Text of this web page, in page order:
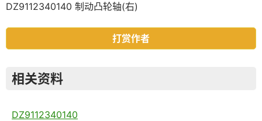
DZ9112340140 制动凸轮轴(右)
打赏作者
相关资料
DZ9112340140